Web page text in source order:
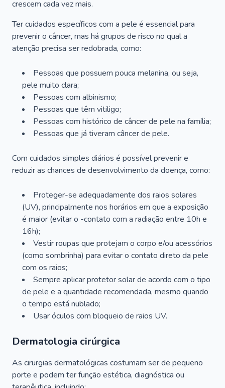
crescem cada vez mais.
Ter cuidados específicos com a pele é essencial para
prevenir o câncer, mas há grupos de risco no qual a
atenção precisa ser redobrada, como:
Pessoas que possuem pouca melanina, ou seja,
pele muito clara;
Pessoas com albinismo;
Pessoas que têm vitiligo;
Pessoas com histórico de câncer de pele na família;
Pessoas que já tiveram câncer de pele.
Com cuidados simples diários é possível prevenir e
reduzir as chances de desenvolvimento da doença, como:
Proteger-se adequadamente dos raios solares
(UV), principalmente nos horários em que a exposição
é maior (evitar o -contato com a radiação entre 10h e
16h);
Vestir roupas que protejam o corpo e/ou acessórios
(como sombrinha) para evitar o contato direto da pele
com os raios;
Sempre aplicar protetor solar de acordo com o tipo
de pele e a quantidade recomendada, mesmo quando
o tempo está nublado;
Usar óculos com bloqueio de raios UV.
Dermatologia cirúrgica
As cirurgias dermatológicas costumam ser de pequeno
porte e podem ter função estética, diagnóstica ou